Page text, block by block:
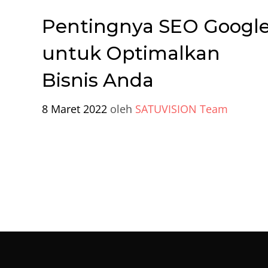
Pentingnya SEO
untuk Optimalkan
Bisnis Anda
8 Maret 2022oleh SATUVISION Team